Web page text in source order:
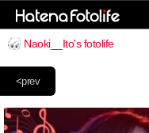
Naoki__Ito's fotolife
<prev